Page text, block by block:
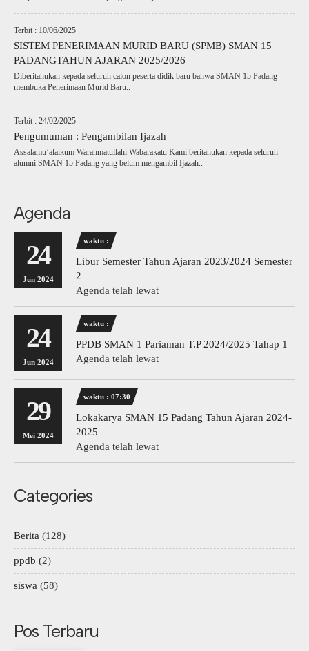
Terbit : 10/06/2025
SISTEM PENERIMAAN MURID BARU (SPMB) SMAN 15
PADANGTAHUN AJARAN 2025/2026
Diberitahukan kepada seluruh calon peserta didik baru bahwa SMAN 15 Padang
membuka Penerimaan Murid Baru..
Terbit : 24/02/2025
Pengumuman : Pengambilan Ijazah
Assalamu’alaikum Warahmatullahi Wabarakatu Kami beritahukan kepada seluruh
alumni SMAN 15 Padang yang belum mengambil Ijazah..
Agenda
24
Jun 2024
waktu :
Libur Semester Tahun Ajaran 2023/2024 Semester
2
Agenda telah lewat
24
Jun 2024
waktu :
PPDB SMAN 1 Pariaman T.P 2024/2025 Tahap 1
Agenda telah lewat
29
Mei 2024
waktu : 07:30
Lokakarya SMAN 15 Padang Tahun Ajaran 2024-
2025
Agenda telah lewat
Categories
Berita (128)
ppdb (2)
siswa (58)
Pos Terbaru